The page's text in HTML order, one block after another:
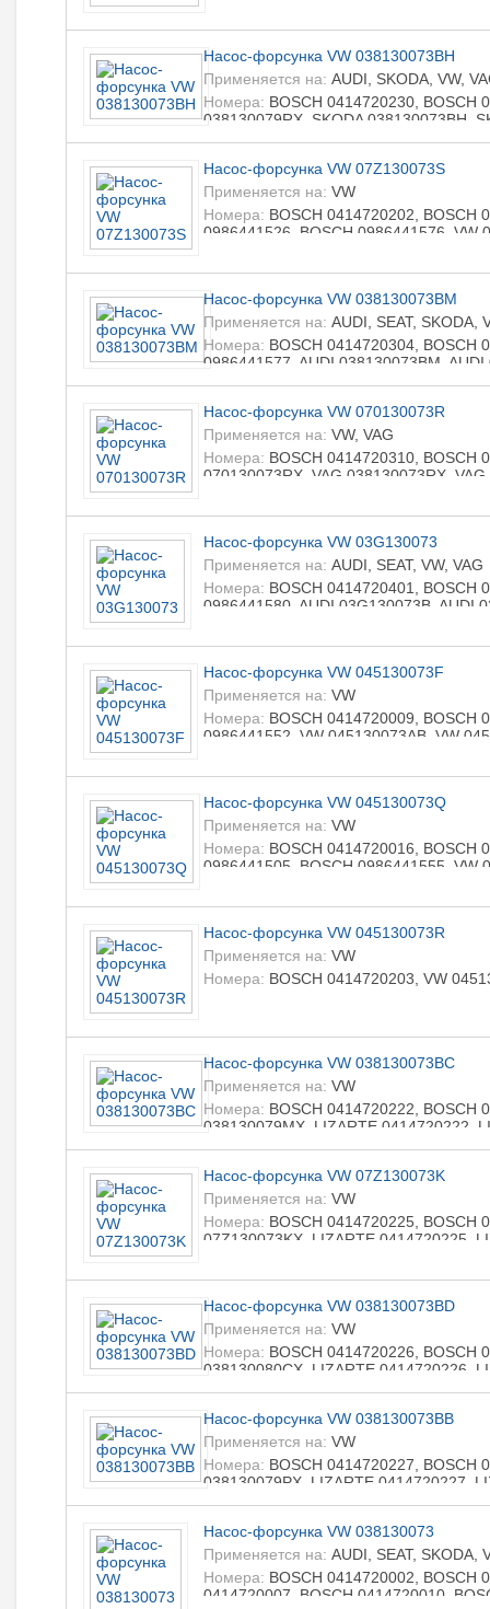
Насос-форсунка VW 038130073BH
Применяется на: AUDI, SKODA, VW,
Номера: BOSCH 0414720230, BOSCH
038130079RX, SKODA 038130073BH,
Насос-форсунка VW 07Z130073S
Применяется на: VW
Номера: BOSCH 0414720202, BOSCH
0986441526, BOSCH 0986441576, VW
Насос-форсунка VW 038130073BM
Применяется на: AUDI, SEAT, SKODA,
Номера: BOSCH 0414720304, BOSCH
0986441577, AUDI 038130073BM,
0414720308, LIZARTE 0414720314,
R0986441527, LIZARTE R0986441577
Насос-форсунка VW 070130073R
Применяется на: VW, VAG
Номера: BOSCH 0414720310, BOSCH
070130073RX, VAG 038130073RX,
Насос-форсунка VW 03G130073
Применяется на: AUDI, SEAT, VW, VAG
Номера: BOSCH 0414720401, BOSCH
0986441580, AUDI 03G130073B, AUDI
Насос-форсунка VW 045130073F
Применяется на: VW
Номера: BOSCH 0414720009, BOSCH
0986441552, VW 045130073AB, VW
Насос-форсунка VW 045130073Q
Применяется на: VW
Номера: BOSCH 0414720016, BOSCH
0986441505, BOSCH 0986441555, VW
Насос-форсунка VW 045130073R
Применяется на: VW
Номера: BOSCH 0414720203, VW
Насос-форсунка VW 038130073BC
Применяется на: VW
Номера: BOSCH 0414720222, BOSCH
038130079MX, LIZARTE 0414720222,
Насос-форсунка VW 07Z130073K
Применяется на: VW
Номера: BOSCH 0414720225, BOSCH
07Z130073KX, LIZARTE 0414720225,
Насос-форсунка VW 038130073BD
Применяется на: VW
Номера: BOSCH 0414720226, BOSCH
038130080CX, LIZARTE 0414720226,
Насос-форсунка VW 038130073BB
Применяется на: VW
Номера: BOSCH 0414720227, BOSCH
038130079PX, LIZARTE 0414720227,
Насос-форсунка VW 038130073
Применяется на: AUDI, SEAT, SKODA,
Номера: BOSCH 0414720002, BOSCH
0414720007, BOSCH 0414720010,